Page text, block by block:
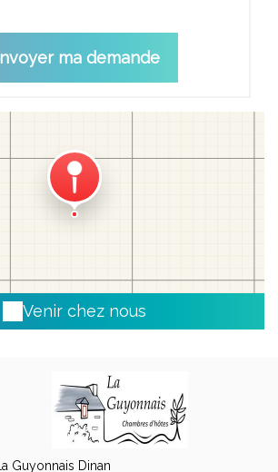
Venir chez nous
La Guyonnais Dinan